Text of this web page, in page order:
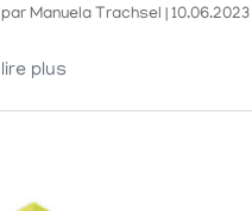
parManuela Trachsel |10.06.2023
lire plus